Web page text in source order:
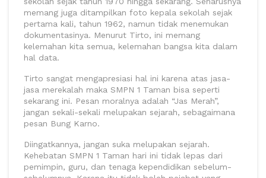
memang juga ditampilkan foto kepala sekolah sejak
pertama kali, tahun 1962, namun tidak menemukan
dokumentasinya. Menurut Tirto, ini memang
kelemahan kita semua, kelemahan bangsa kita dalam
hal data.
Tirto sangat mengapresiasi hal ini karena atas jasa-
jasa merekalah maka SMPN 1 Taman bisa seperti
sekarang ini. Pesan moralnya adalah “Jas Merah”,
jangan sekali-sekali melupakan sejarah, sebagaimana
pesan Bung Karno.
Diingatkannya, jangan suka melupakan sejarah.
Kehebatan SMPN 1 Taman hari ini tidak lepas dari
pemimpin, guru, dan tenaga kependidikan sebelum-